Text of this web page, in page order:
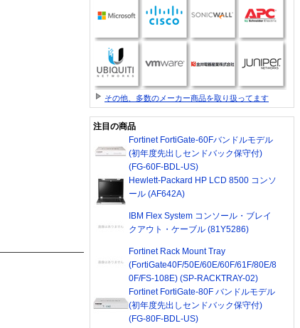
その他、多数のメーカー商品を取り扱ってます
注目の商品
Fortinet FortiGate-60Fバンドルモデル
(初年度先出しセンドバック保守付)
(FG-60F-BDL-US)
Hewlett-Packard HP LCD 8500 コンソ
ール (AF642A)
IBM Flex System コンソール・ブレイ
クアウト・ケーブル (81Y5286)
Fortinet Rack Mount Tray
(FortiGate40F/50E/60E/60F/61F/80E/8
0F/FS-108E) (SP-RACKTRAY-02)
Fortinet FortiGate-80F バンドルモデル
(初年度先出しセンドバック保守付)
(FG-80F-BDL-US)